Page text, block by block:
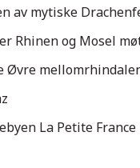
av mytiske
Rhinen og Mosel
Øvre
La Petite France